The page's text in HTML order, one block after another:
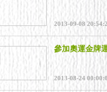
2013-09-08
參加奧運金牌
2013-08-24